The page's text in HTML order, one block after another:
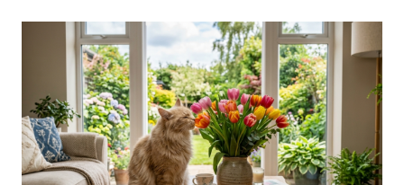
MEHR
BEGRÜSSUNGSMIAUEN K
ASSIEREN